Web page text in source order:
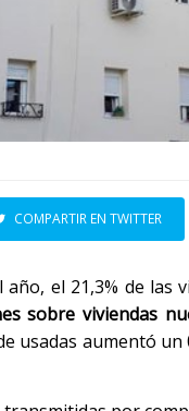
COMPARTIR EN TWITTER
el 21,3% de
sobre viviendas
usadas aumentó